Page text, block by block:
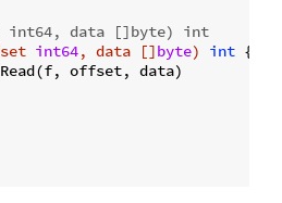
int64, data []byte) int
int64, data []byte) int {
offset, data)